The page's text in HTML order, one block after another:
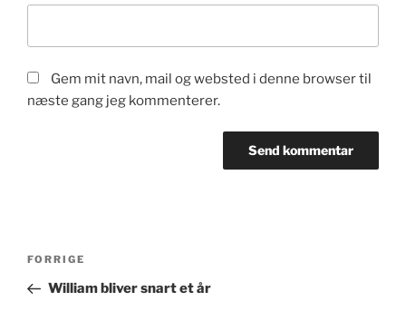
Gem mit navn, mail og websted i denne browser til
næste gang jeg kommenterer.
Indlægsnavigation
Forrige
indlæg
FORRIGE
William bliver snart et år